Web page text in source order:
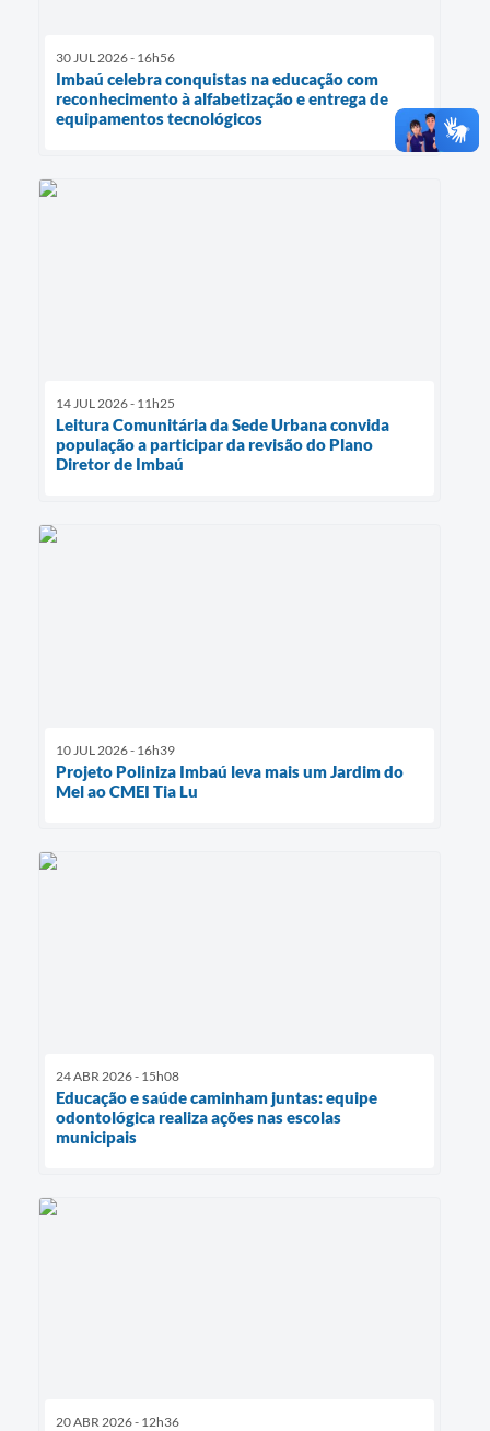
30 JUL 2026 - 16h56
Imbaú celebra conquistas na educação com
reconhecimento à alfabetização e entrega de
equipamentos tecnológicos
14 JUL 2026 - 11h25
Leitura Comunitária da Sede Urbana convida
população a participar da revisão do Plano
Diretor de Imbaú
10 JUL 2026 - 16h39
Projeto Poliniza Imbaú leva mais um Jardim do
Mel ao CMEI Tia Lu
24 ABR 2026 - 15h08
Educação e saúde caminham juntas: equipe
odontológica realiza ações nas escolas
municipais
20 ABR 2026 - 12h36